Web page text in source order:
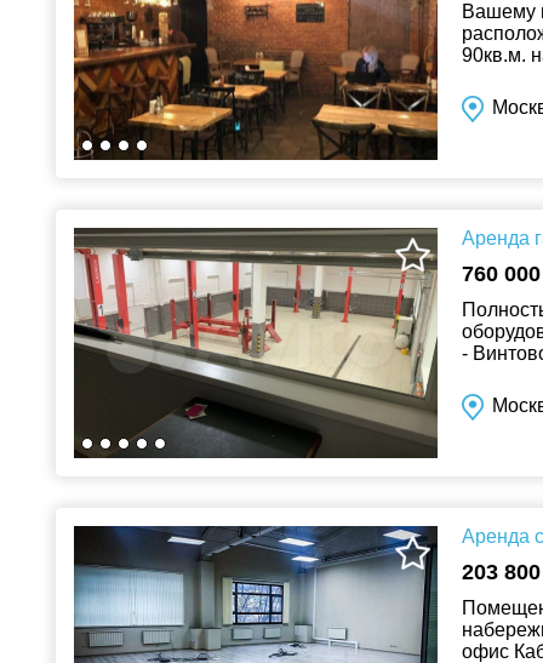
Вашему
90кв.м.
Аренда
760
-
Аренда
203
офис